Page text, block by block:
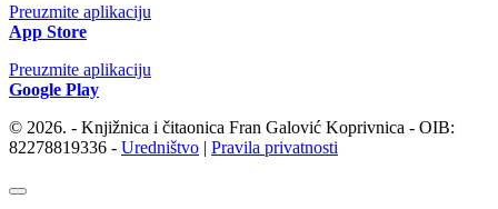
Preuzmite aplikaciju
App Store
Preuzmite aplikaciju
Google Play
© 2026. - Knjižnica i čitaonica Fran Galović Koprivnica - OIB:
82278819336 - Uredništvo | Pravila privatnosti